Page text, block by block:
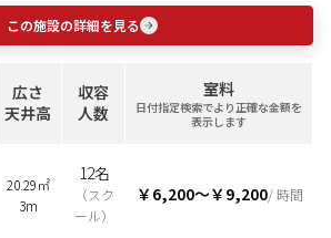
この施設の詳細を見る
広さ
天井高
収容
人数
室料
日付指定検索でより正確な金額を
表示します
20.29㎡
3m
12名
（スク
ール）
￥6,200〜￥9,200/ 時間